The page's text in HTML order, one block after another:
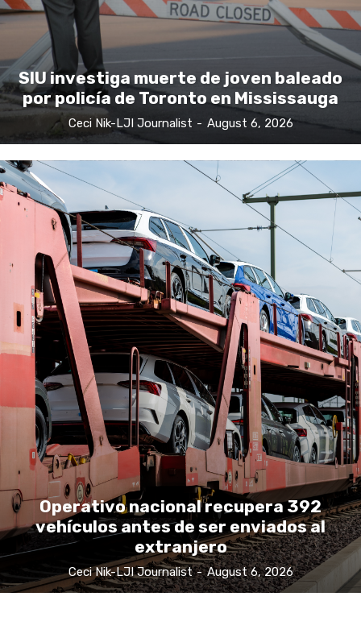
SIU investiga muerte de joven baleado
por policía de Toronto en Mississauga
Ceci Nik-LJI Journalist - August 6, 2026
Operativo nacional recupera 392
vehículos antes de ser enviados al
extranjero
Ceci Nik-LJI Journalist - August 6, 2026